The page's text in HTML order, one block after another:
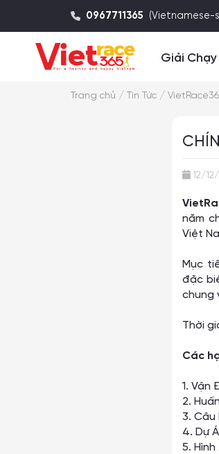
0967711365 (Vietnamese-
Giải
Trang chủ / Tin Tức /
12/
năm
Việt
Mục
đặc
chung
Thời
Các
1. Vận
2.
3. Câu
4. Dự
5.